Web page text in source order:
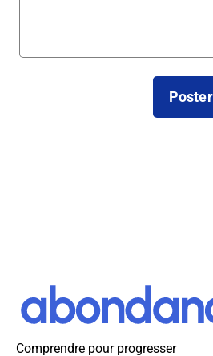
Comprendre pour progresser